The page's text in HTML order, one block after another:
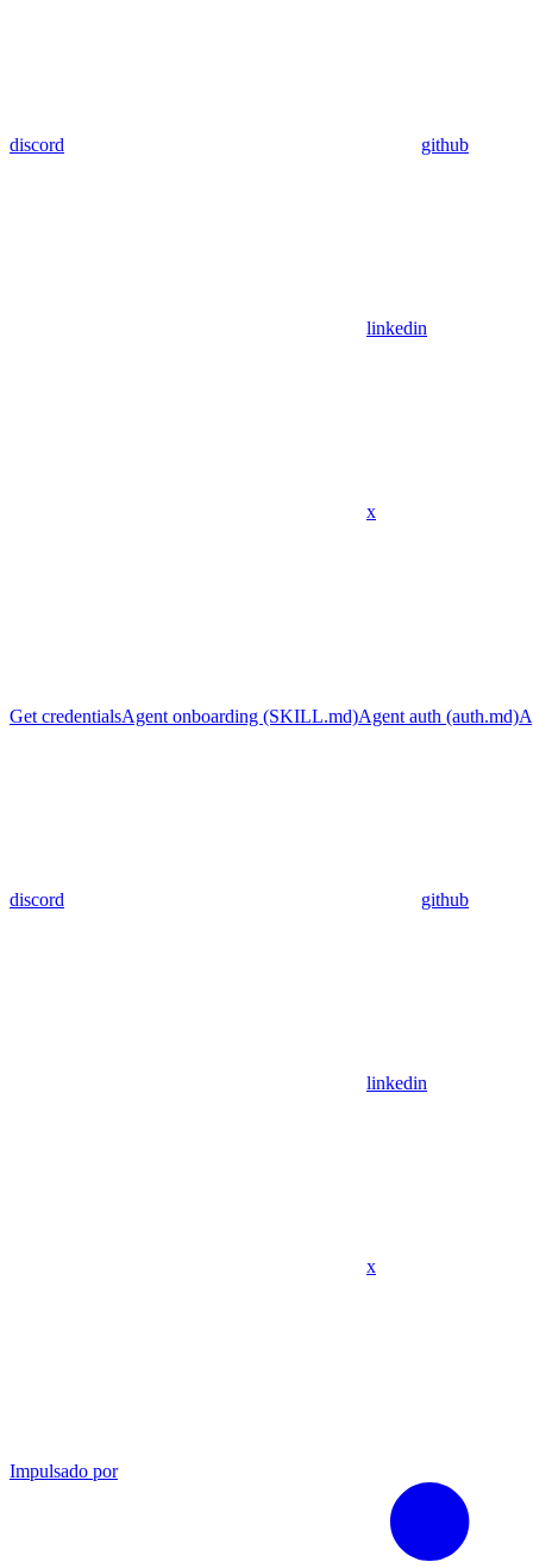
discord github
linkedin
x
Get credentialsAgent onboarding (SKILL.md)Agent auth (auth.md)
discord github
linkedin
x
Impulsado por